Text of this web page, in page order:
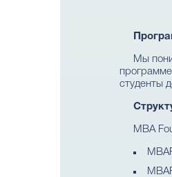
Мы
студенты
MBA